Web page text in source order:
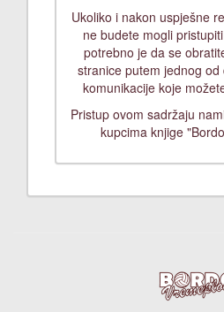
Ukoliko i nakon uspješne
ne budete mogli
potrebno je da se
stranice putem jednog
komunikacije koje
Pristup ovom sadržaju
kupcima knjige